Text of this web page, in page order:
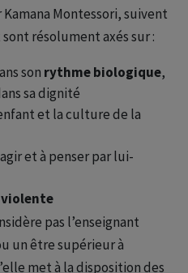
Montessori, suivent
résolument axés sur :
son rythme biologique,
sa dignité
et la culture de la
et à penser par lui-
pas l’enseignant
un être supérieur à
met à la disposition des